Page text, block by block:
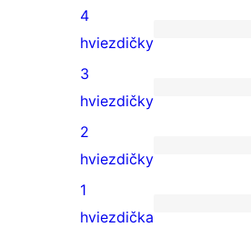
recenzie
s
5-
hviezdičkovým
0
recenzií
s
4-
hviezdičkovým
4
hviezdičky
0
recenzií
s
3-
hviezdičkovým
3
hviezdičky
0
recenzií
s
2
hviezdičky
0
1
hviezdička